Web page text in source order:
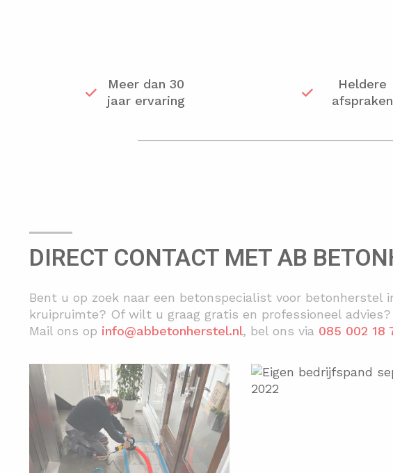
Meer dan 30
jaar ervaring
Heldere
afspraken
DIRECT CONTACT MET AB
Bent u op zoek naar een betonspecialist voor betonherstel
kruipruimte? Of wilt u graag gratis en professioneel
Mail ons op info@abbetonherstel.nl, bel ons via 085 002 18